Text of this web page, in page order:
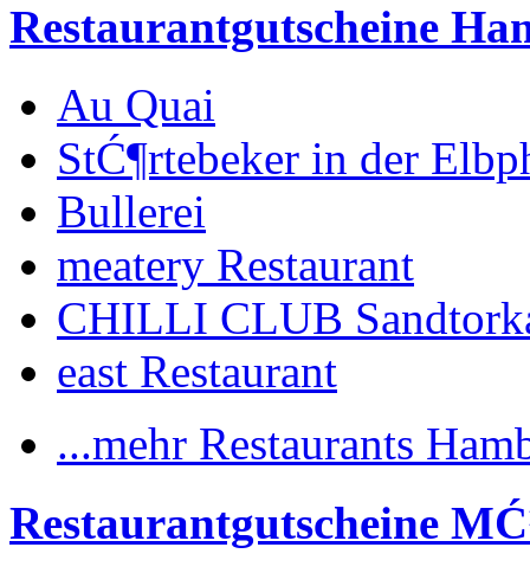
Restaurantgutscheine
Au Quai
StĆ¶rtebeker in der
Bullerei
meatery Restaurant
CHILLI CLUB
east Restaurant
...mehr Restaurants
Restaurantgutscheine